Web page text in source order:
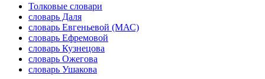
Толковые словари
словарь Даля
словарь Евгеньевой (МАС)
словарь Ефремовой
словарь Кузнецова
словарь Ожегова
словарь Ушакова